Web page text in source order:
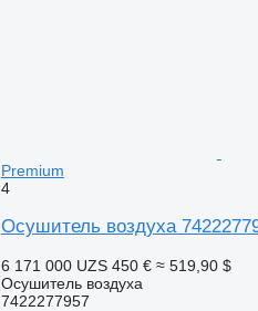
Premium
4
Осушитель воздуха
6 171 000 UZS 450 € ≈ 519,90 $
Осушитель воздуха
7422277957